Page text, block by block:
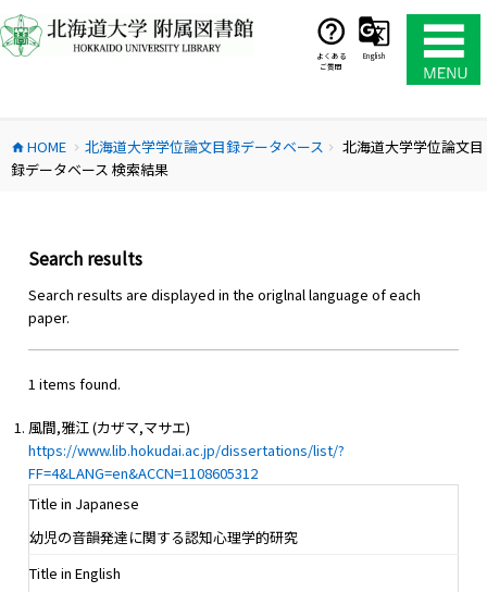
ン
テ
ス
キ
よくある
ご質問
English
home HOME chevron_right 北海道大学学位論文目録データベース chevron_right
北海道大学学位論文目
録データベース 検索結果
Search results
Search results are displayed in the origlnal language of each
paper.
1 items found.
風間,雅江 (カザマ,マサエ)
https://www.lib.hokudai.ac.jp/dissertations/list/?
FF=4&LANG=en&ACCN=1108605312
Title in Japanese
幼児の音韻発達に関する認知心理学的研究
Title in English